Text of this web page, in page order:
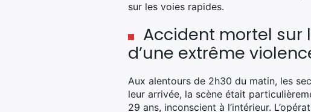
sur les voies rapides.
Accident mortel sur
d’une extrême
Aux alentours de 2h30 du matin, les
leur arrivée, la scène était
29 ans, inconscient à l’intérieur.